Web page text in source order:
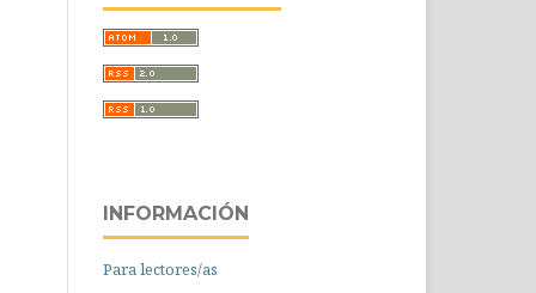
INFORMACIÓN
Para lectores/as